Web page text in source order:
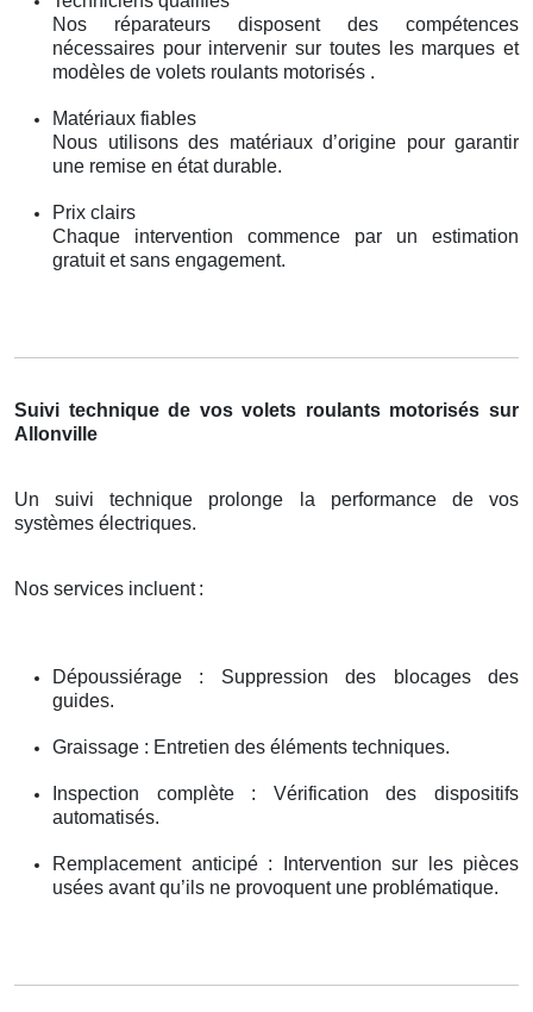
Nos réparateurs disposent des compétences
nécessaires pour intervenir sur toutes les marques et
modèles de volets roulants motorisés .
Matériaux fiables
Nous utilisons des matériaux d’origine pour garantir
une remise en état durable.
Prix clairs
Chaque intervention commence par un estimation
gratuit et sans engagement.
Suivi technique de vos volets roulants motorisés sur
Allonville
Un suivi technique prolonge la performance de vos
systèmes électriques.
Nos services incluent :
Dépoussiérage : Suppression des blocages des
guides.
Graissage : Entretien des éléments techniques.
Inspection complète : Vérification des dispositifs
automatisés.
Remplacement anticipé : Intervention sur les pièces
usées avant qu’ils ne provoquent une problématique.